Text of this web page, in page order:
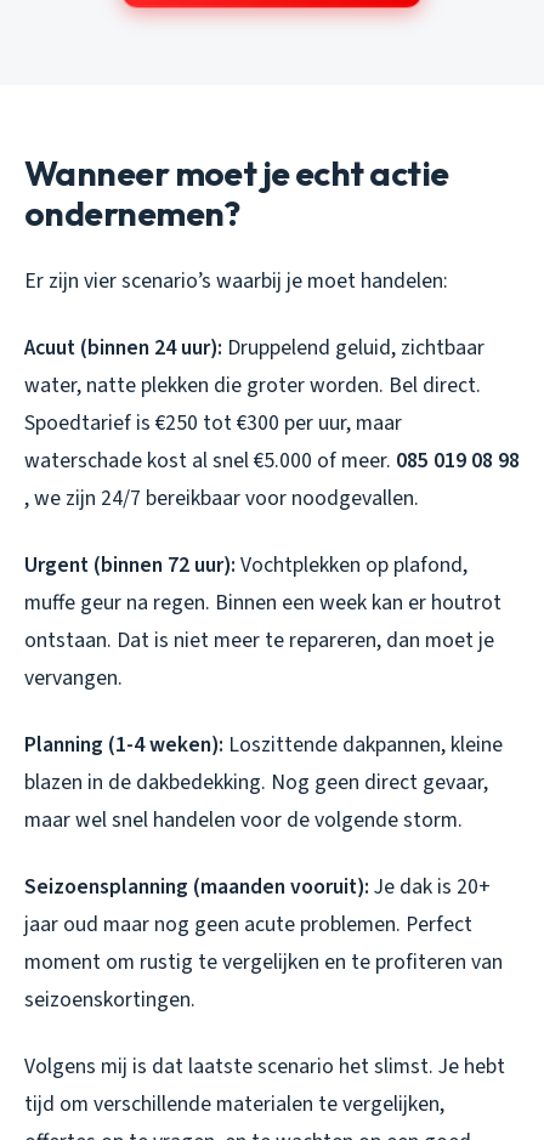
Wanneer moet je echt actie
ondernemen?
Er zijn vier scenario’s waarbij je moet handelen:
Acuut (binnen 24 uur): Druppelend geluid, zichtbaar
water, natte plekken die groter worden. Bel direct.
Spoedtarief is €250 tot €300 per uur, maar
waterschade kost al snel €5.000 of meer. 085 019 08 98
, we zijn 24/7 bereikbaar voor noodgevallen.
Urgent (binnen 72 uur): Vochtplekken op plafond,
muffe geur na regen. Binnen een week kan er houtrot
ontstaan. Dat is niet meer te repareren, dan moet je
vervangen.
Planning (1-4 weken): Loszittende dakpannen, kleine
blazen in de dakbedekking. Nog geen direct gevaar,
maar wel snel handelen voor de volgende storm.
Seizoensplanning (maanden vooruit): Je dak is 20+
jaar oud maar nog geen acute problemen. Perfect
moment om rustig te vergelijken en te profiteren van
seizoenskortingen.
Volgens mij is dat laatste scenario het slimst. Je hebt
tijd om verschillende materialen te vergelijken,